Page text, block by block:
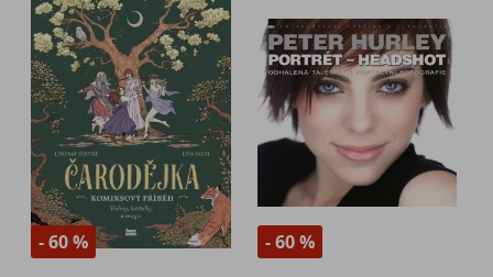
- 60 % - 60 %